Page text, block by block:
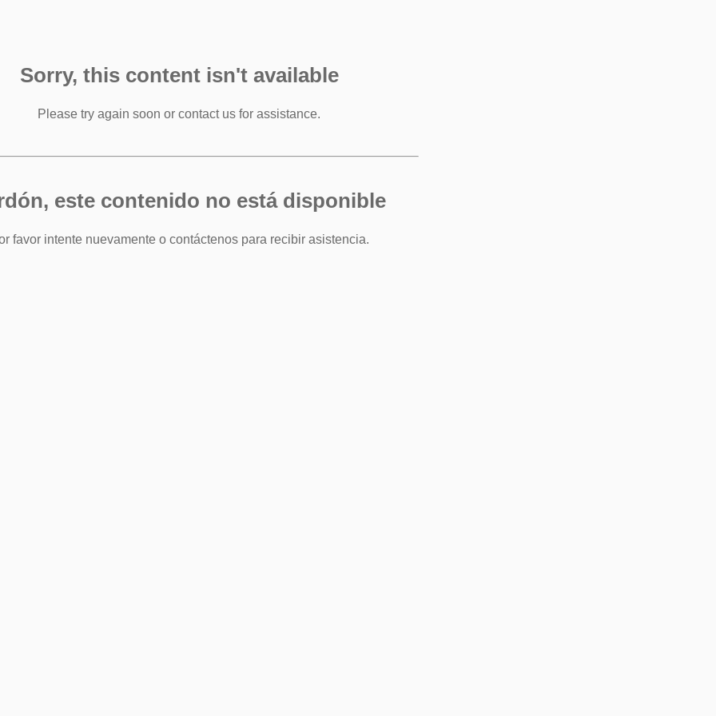
Sorry, this content isn't available
Please try again soon or contact us for assistance.
este contenido no está disponible
favor intente nuevamente o contáctenos para recibir asistencia.